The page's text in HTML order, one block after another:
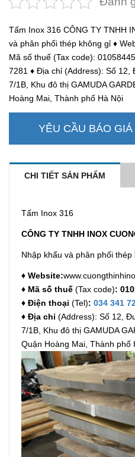
Tấm Inox 316 CÔNG TY TNHH
và phân phối thép không gỉ ♦
Mã số thuế (Tax code):
7281 ♦ Địa chỉ (Address): Số 12,
7/1B, Khu đô thị GAMUDA
Hoàng Mai, Thành phố Hà Nội
YÊU CẦU BÁO GIÁ
CHI TIẾT SẢN PHẨM
Tấm Inox 316
CÔNG TY TNHH INOX
Nhập khẩu và phân phối thép
♦ Website:
♦ Mã số thuế (Tax code):
♦ Điện thoại (Tel): 034 341
♦ Địa chỉ (Address): Số 12,
7/1B, Khu đô thị GAMUDA
Quận Hoàng Mai, Thành phố